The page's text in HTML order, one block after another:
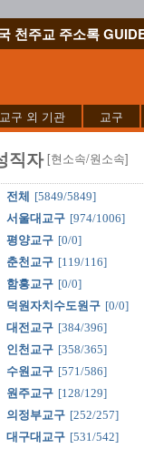
천주교 주소록
교구 외 기관 교구
직자 [현소속/원소속]
전체
[5849/5849]
서울대교구 [974/1006]
평양교구 [0/0]
춘천교구 [119/116]
함흥교구 [0/0]
덕원자치수도원구 [0/0]
대전교구 [384/396]
인천교구 [358/365]
수원교구 [571/586]
원주교구 [128/129]
의정부교구 [252/257]
대구대교구 [531/542]